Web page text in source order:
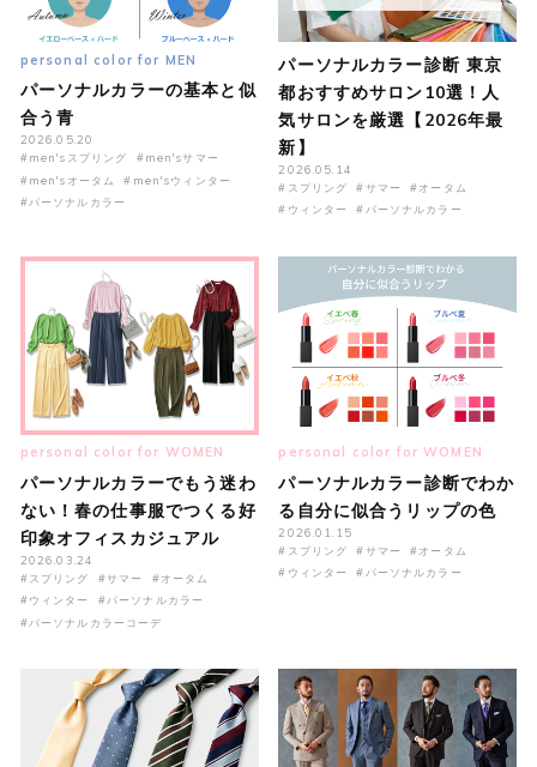
personal color for MEN
パーソナルカラーの基本と似
合う青
2026.05.20
#men'sスプリング
#men'sサマー
#men'sオータム
#men'sウィンター
#パーソナルカラー
パーソナルカラー診断 東京
都おすすめサロン10選！人
気サロンを厳選【2026年最
新】
2026.05.14
#スプリング
#サマー
#オータム
#ウィンター
#パーソナルカラー
personal color for WOMEN
パーソナルカラーでもう迷わ
ない！春の仕事服でつくる好
印象オフィスカジュアル
2026.03.24
#スプリング
#サマー
#オータム
#ウィンター
#パーソナルカラー
#パーソナルカラーコーデ
personal color for WOMEN
パーソナルカラー診断でわか
る自分に似合うリップの色
2026.01.15
#スプリング
#サマー
#オータム
#ウィンター
#パーソナルカラー